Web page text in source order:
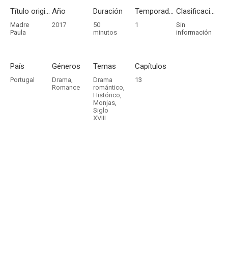
Título original
Madre
Paula
Año
2017
Duración
50
minutos
Temporadas
1
Clasificación por edades
Sin
información
País
Portugal
Géneros
Drama,
Romance
Temas
Drama
romántico,
Histórico,
Monjas,
Siglo
XVIII
Capítulos
13